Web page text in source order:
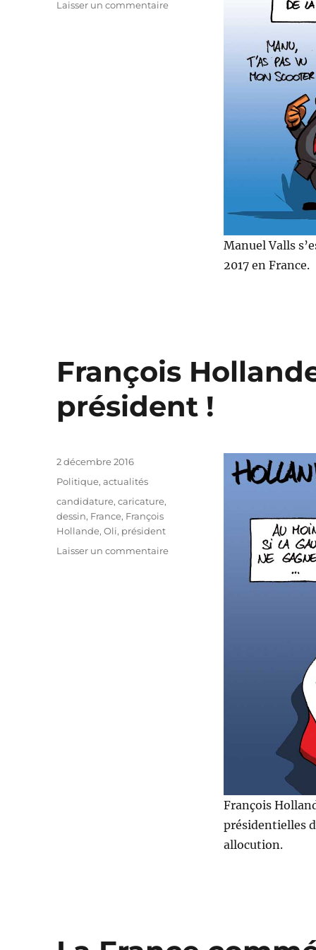
Manuel Valls
2017 en France.
Laisser un commentairesur
François
président !
François
présidentielles
allocution.
Publié
2 décembre 2016
Catégories
Politique, actualités
Étiquettes
candidature,caricature,
dessin, France, François
Hollande,Oli, président
Laisser un commentairesur